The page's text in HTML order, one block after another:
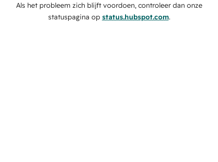
Als het probleem zich blijft voordoen, controleer dan onze
statuspagina op status.hubspot.com.